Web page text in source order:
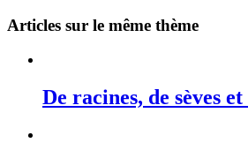
Articles sur le même thème
De racines, de sèves